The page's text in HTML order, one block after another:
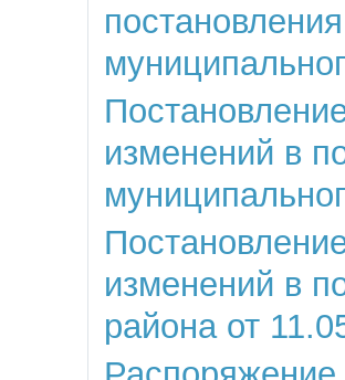
изменений в
изменений в
района от